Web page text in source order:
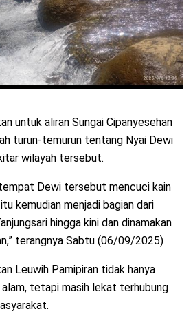
untuk aliran Sungai Cipanyesehan
turun-temurun tentang Nyai Dewi
wilayah tersebut.
tempat Dewi tersebut mencuci kain
kemudian menjadi bagian dari
hingga kini dan dinamakan
terangnya Sabtu (06/09/2025)
Leuwih Pamipiran tidak hanya
tetapi masih lekat terhubung